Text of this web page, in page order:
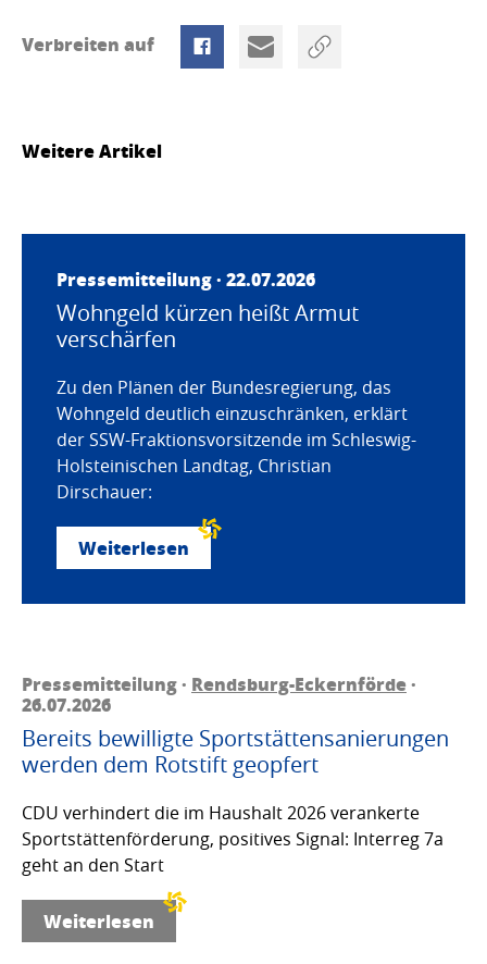
Verbreiten auf
Weitere Artikel
Pressemitteilung · 22.07.2026
Wohngeld kürzen heißt Armut
verschärfen
Zu den Plänen der Bundesregierung, das
Wohngeld deutlich einzuschränken, erklärt
der SSW-Fraktionsvorsitzende im Schleswig-
Holsteinischen Landtag, Christian
Dirschauer:
Weiterlesen
Pressemitteilung · Rendsburg-Eckernförde·
26.07.2026
Bereits bewilligte Sportstättensanierungen
werden dem Rotstift geopfert
CDU verhindert die im Haushalt 2026 verankerte
Sportstättenförderung, positives Signal: Interreg 7a
geht an den Start
Weiterlesen